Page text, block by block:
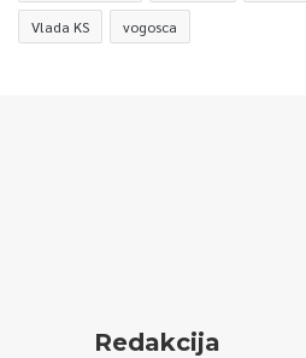
Vlada KS vogosca
Redakcija